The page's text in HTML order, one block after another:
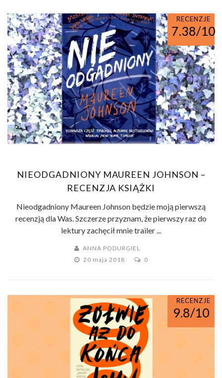
RECENZJE
7.38/10
NIEODGADNIONY MAUREEN JOHNSON –
RECENZJA KSIĄŻKI
Nieodgadniony Maureen Johnson będzie moją pierwszą
recenzją dla Was. Szczerze przyznam, że pierwszy raz do
lektury zachęcił mnie trailer ...
ANNA PODURGIEL
20 maja 2018
0
RECENZJE
9.8/10